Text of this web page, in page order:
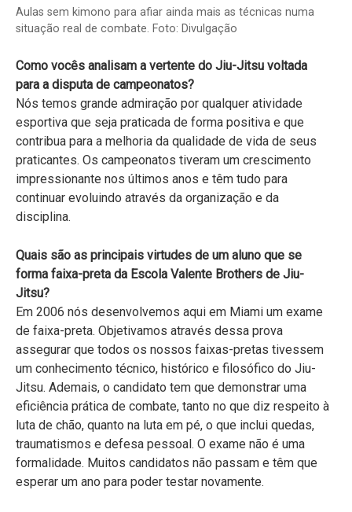
Aulas sem kimono para afiar ainda mais as técnicas numa
situação real de combate. Foto: Divulgação
Como vocês analisam a vertente do Jiu-Jitsu voltada
para a disputa de campeonatos?
Nós temos grande admiração por qualquer atividade
esportiva que seja praticada de forma positiva e que
contribua para a melhoria da qualidade de vida de seus
praticantes. Os campeonatos tiveram um crescimento
impressionante nos últimos anos e têm tudo para
continuar evoluindo através da organização e da
disciplina.
Quais são as principais virtudes de um aluno que se
forma faixa-preta da Escola Valente Brothers de Jiu-
Jitsu?
Em 2006 nós desenvolvemos aqui em Miami um exame
de faixa-preta. Objetivamos através dessa prova
assegurar que todos os nossos faixas-pretas tivessem
um conhecimento técnico, histórico e filosófico do Jiu-
Jitsu. Ademais, o candidato tem que demonstrar uma
eficiência prática de combate, tanto no que diz respeito à
luta de chão, quanto na luta em pé, o que inclui quedas,
traumatismos e defesa pessoal. O exame não é uma
formalidade. Muitos candidatos não passam e têm que
esperar um ano para poder testar novamente.